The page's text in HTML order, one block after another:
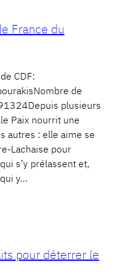
France du
CDF:
de
plusieurs
Paix nourrit une
autres : elle aime se
Lachaise pour
s’y prélassent et,
y…
pour déterrer le